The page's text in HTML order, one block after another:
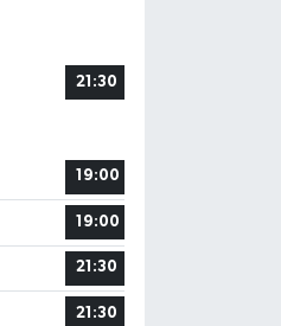
21:30
19:00
19:00
21:30
21:30